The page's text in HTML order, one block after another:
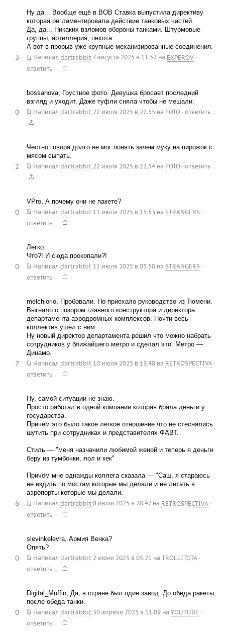
Ну да... Вообще ещё в ВОВ Ставка выпустила директиву
которая регламентировала действие танковых частей.
Да, да... Никаких взломов обороны танками. Штурмовые
группы, артиллерия, пехота.
А вот в прорыв уже крупные механизированные соединения.
Написал dartrabbit 7 августа 2025 в 11.52 на EXPEROV ·
ответить .
3
bossanova, Грустное фото. Девушка бросает последний
взгляд и уходит. Даже туфли сняла чтобы не мешали.
Написал dartrabbit 22 июля 2025 в 22.55 на FOTO · ответить .
0
Честно говоря долго не мог понять зачем муку на пирожок с
мясом сыпать.
Написал dartrabbit 22 июля 2025 в 22.54на FOTO · ответить .
2
VPro, А почему они не пакете?
Написал dartrabbit 11 июля 2025 в 15.53 на STRANGERS ·
ответить .
0
Легко.
Что?! И сюда прокопали?!
Написал dartrabbit 11 июля 2025 в 05.50на STRANGERS ·
ответить .
0
melchiorio, Пробовали. Но приехало руководство из Тюмени.
Выгнало с позором главного конструктора и директора
департамента аэродромных комплексов. Почти весь
коллектив ушёл с ним.
Ну новый директор департамента решил что можно набрать
сотрудников у ближайшего метро и сделал это. Метро —
Динамо.
Написал dartrabbit 10 июля 2025 в 13.48на RETROSPECTIVA ·
ответить .
7
Ну, самой ситуации не знаю.
Просто работал в одной компании которая брала деньги у
государства.
Причём это было такое лёгкое отношение что не стеснялись
шутить при сотрудниках и представителях ФАВТ.
Стиль — "меня назначили любимой женой и теперь я деньги
беру из тумбочки, лол и кек"
Причём мне однажды коллега сказала — "Саш, я стараюсь
не ездить по мостам которые мы делали и не летать в
аэропорты которые мы делали.
Написал dartrabbit 8 июля 2025 в 20.47на RETROSPECTIVA ·
ответить .
6
slevinkelevra, Армия Венка?
Опять?
Написал dartrabbit 2 июня 2025 в 05.21 на TROLLITOTA ·
ответить .
0
Digital_Muffin, Да, в стране был один завод. До обеда ракеты,
после обеда танки.
Написал dartrabbit 30 апреля 2025 в 11.09на YOUTUBE ·
ответить .
0